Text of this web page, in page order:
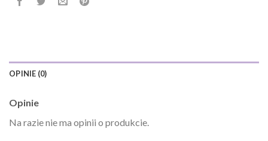
OPINIE (0)
Opinie
Na razie nie ma opinii o produkcie.